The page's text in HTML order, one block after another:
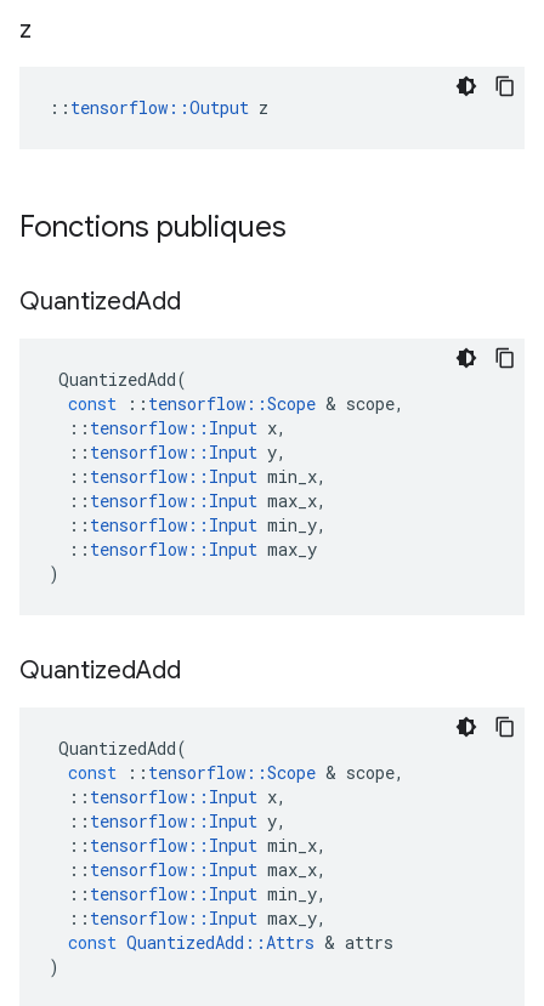
z
:: tensorflow::Output z
Fonctions publiques
QuantizedAdd
QuantizedAdd(
const
:: tensorflow ::Scope & scope,
:: tensorflow :: Input x,
:: tensorflow :: Input y,
:: tensorflow :: Input min_x,
:: tensorflow :: Input max_x,
:: tensorflow :: Input min_y,
:: tensorflow :: Input max_y
)
QuantizedAdd
QuantizedAdd(
const
:: tensorflow ::Scope & scope,
:: tensorflow :: Input x,
:: tensorflow :: Input y,
:: tensorflow :: Input min_x,
:: tensorflow :: Input max_x,
:: tensorflow :: Input min_y,
:: tensorflow :: Input max_y,
const QuantizedAdd ::Attrs & attrs
)